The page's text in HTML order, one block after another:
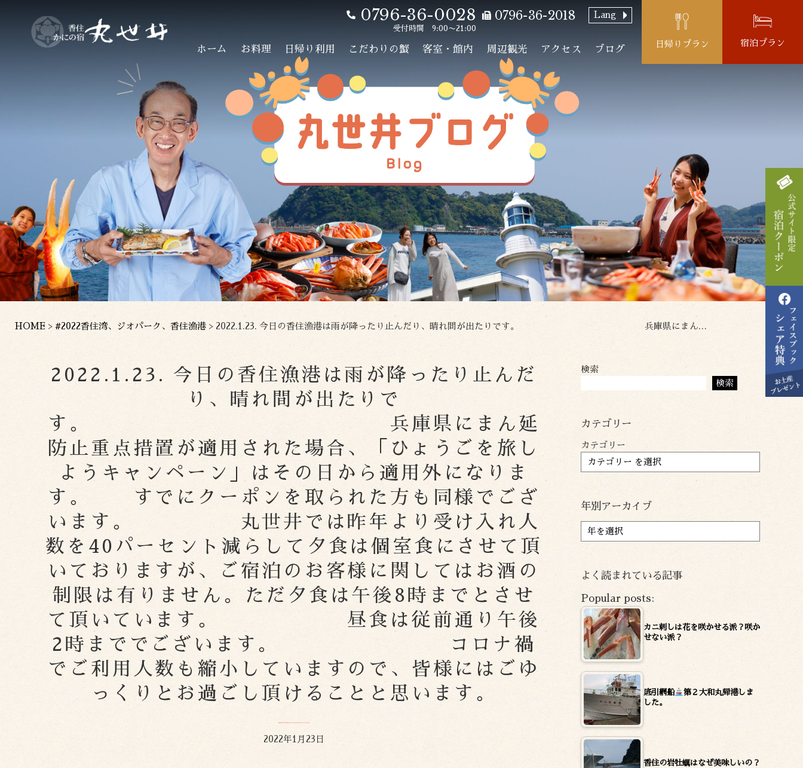
0796-36-0028
受付時間 9:00〜21:00
0796-36-2018 Lang
ホーム お料理 日帰り利用 こだわりの蟹 客室・館内 周辺観光 アクセス ブログ
日帰りプラン 宿泊プラン
HOME > #2022香住湾、ジオパーク、香住漁港 > 2022.1.23. 今日の香住漁港は雨が降ったり止んだり、晴れ間が出たりです。 兵庫県にまん延防止重点措置が適用された場合、「ひょうごを旅しようキャンペーン」はその日から適用外になります。 すでにクーポンを取られた方も同様でございます。 丸世井では昨年より受け入れ人数を40パーセント減らして夕食は個室食にさせて頂いておりますが、ご宿泊のお客様に関してはお酒の制限は有りません。ただ夕食は午後8時までとさせて頂いています。 昼食は従前通り午後2時まででございます。 コロナ禍でご利用人数も縮小していますので、皆様にはごゆっくりとお過ごし頂けることと思います。
2022.1.23. 今日の香住漁港は雨が降ったり止んだ
り、晴れ間が出たりで
す。 兵庫県にまん延
防止重点措置が適用された場合、「ひょうごを旅し
ようキャンペーン」はその日から適用外になりま
す。 すでにクーポンを取られた方も同様でござ
います。 丸世井では昨年より受け入れ人
数を40パーセント減らして夕食は個室食にさせて頂
いておりますが、ご宿泊のお客様に関してはお酒の
制限は有りません。ただ夕食は午後8時までとさせ
て頂いています。 昼食は従前通り午後
2時まででございます。 コロナ禍
でご利用人数も縮小していますので、皆様にはごゆ
っくりとお過ごし頂けることと思います。
2022年1月23日
検索
検索
カテゴリー
カテゴリー
年別アーカイブ
ア
ー
ブ
よく読まれている記事
Popular posts:
カニ刺しは花を咲かせる派？咲か
せない派？
底引網船
第２大和丸帰港しま
した。
香住の岩牡蠣はなぜ美味しいの？